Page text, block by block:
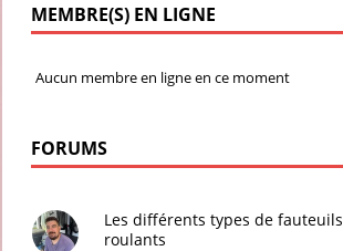
MEMBRE(S) EN LIGNE
Aucun membre en ligne en ce moment
FORUMS
Les différents types de fauteuils
roulants